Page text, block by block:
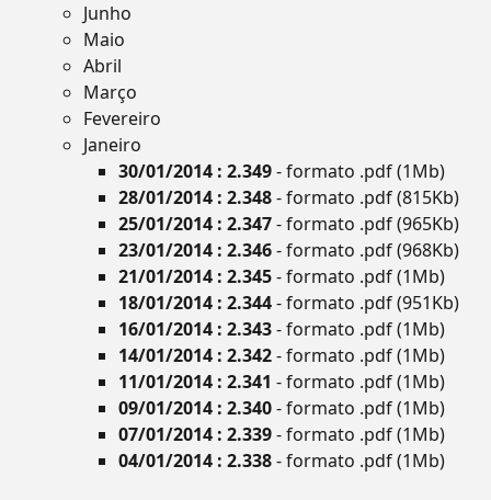
Junho
Maio
Abril
Março
Fevereiro
Janeiro
30/01/2014 : 2.349- formato .pdf (1Mb)
28/01/2014 : 2.348- formato .pdf (815Kb)
25/01/2014 : 2.347- formato .pdf (965Kb)
23/01/2014 : 2.346- formato .pdf (968Kb)
21/01/2014 : 2.345- formato .pdf (1Mb)
18/01/2014 : 2.344- formato .pdf (951Kb)
16/01/2014 : 2.343- formato .pdf (1Mb)
14/01/2014 : 2.342- formato .pdf (1Mb)
11/01/2014 : 2.341 - formato .pdf (1Mb)
09/01/2014 : 2.340- formato .pdf (1Mb)
07/01/2014 : 2.339- formato .pdf (1Mb)
04/01/2014 : 2.338- formato .pdf (1Mb)